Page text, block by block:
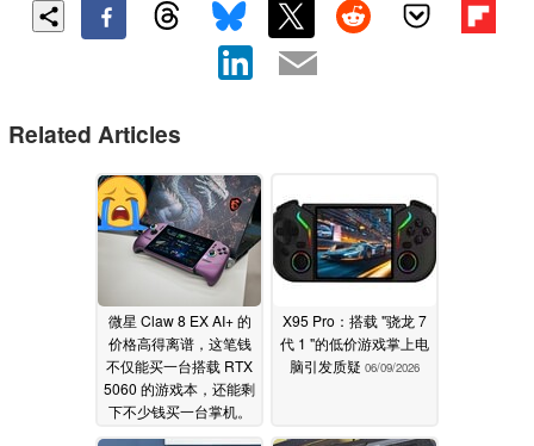
Related Articles
微星 Claw 8 EX AI+ 的
价格高得离谱，这笔钱
不仅能买一台搭载 RTX
5060 的游戏本，还能剩
下不少钱买一台掌机。
06/17/2026
X95 Pro：搭载 "骁龙 7
代 1 "的低价游戏掌上电
脑引发质疑 06/09/2026